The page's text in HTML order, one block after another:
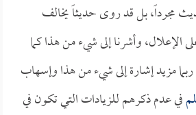
مجرداً، بل قد روى حديثاً يخالف
الإعلال، وأشرنا إلى شيء من هذا كما
ربما مزيد إشارة إلى شيء من هذا وإسهاب
في عدم ذكرهم للزيادات التي تكون في